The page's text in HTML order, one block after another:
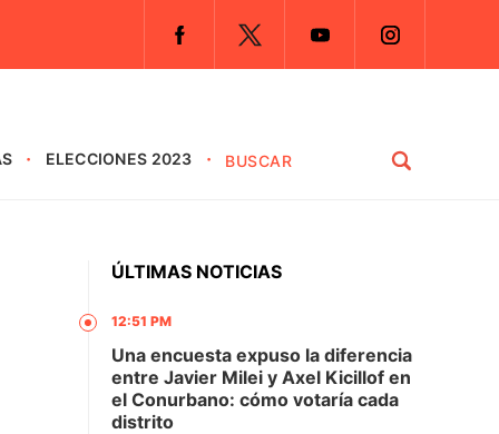
ELECCIONES 2023
ÚLTIMAS NOTICIAS
12:51 PM
Una encuesta expuso la diferencia
entre Javier Milei y Axel Kicillof en
el Conurbano: cómo votaría cada
distrito